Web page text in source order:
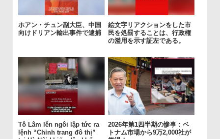
ホアン・チュン副大臣、中国
向けドリアン輸出事件で逮捕
絵文字リアクションをした市
民を処罰することは、行政権
の濫用を示す証左である。
Tô Lâm lên ngôi lập tức ra
lệnh “Chỉnh trang đô thị”
2026年第1四半期の惨事：ベ
トナム市場から9万2,000社が